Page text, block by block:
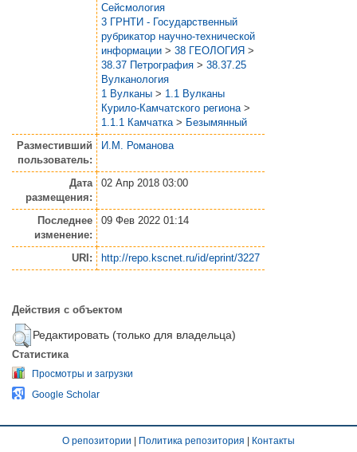
Сейсмология
3 ГРНТИ - Государственный
рубрикатор научно-технической
информации > 38 ГЕОЛОГИЯ >
38.37 Петрография > 38.37.25
Вулканология
1 Вулканы > 1.1 Вулканы
Курило-Камчатского региона >
1.1.1 Камчатка > Безымянный
Разместивший
пользователь:
И.М. Романова
Дата
размещения:
02 Апр 2018 03:00
Последнее
изменение:
09 Фев 2022 01:14
URI: http://repo.kscnet.ru/id/eprint/3227
Действия с объектом
Редактировать (только для владельца)
Статистика
Просмотры и загрузки
Google Scholar
О репозитории | Политика репозитория | Контакты